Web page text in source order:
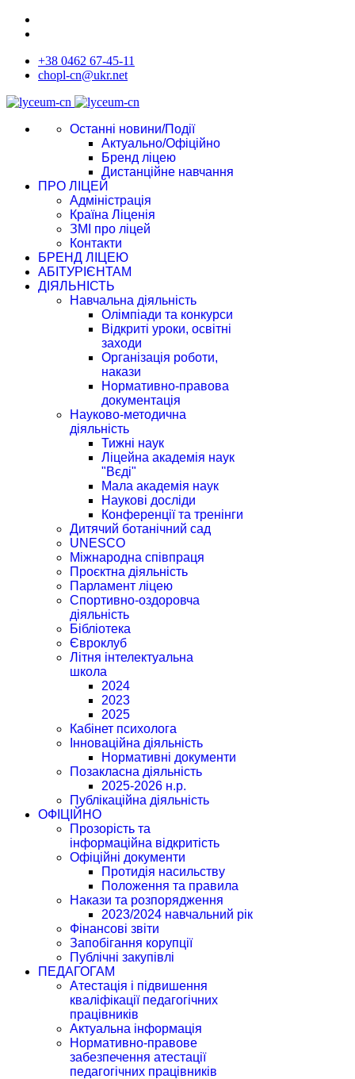
+38 0462 67-45-11
chopl-cn@ukr.net
Останні новини/Події
Актуально/Офіційно
Бренд ліцею
Дистанційне навчання
ПРО ЛІЦЕЙ
Адміністрація
Країна Ліценія
ЗМІ про ліцей
Контакти
БРЕНД ЛІЦЕЮ
АБІТУРІЄНТАМ
ДІЯЛЬНІСТЬ
Навчальна діяльність
Олімпіади та конкурси
Відкриті уроки, освітні
заходи
Організація роботи,
накази
Нормативно-правова
документація
Науково-методична
діяльність
Тижні наук
Ліцейна академія наук
"Вєді"
Мала академія наук
Наукові досліди
Конференції та тренінги
Дитячий ботанічний сад
UNESCO
Міжнародна співпраця
Проєктна діяльність
Парламент ліцею
Спортивно-оздоровча
діяльність
Бібліотека
Євроклуб
Літня інтелектуальна
школа
2024
2023
2025
Кабінет психолога
Інноваційна діяльність
Нормативні документи
Позакласна діяльність
2025-2026 н.р.
Публікаційна діяльність
ОФІЦІЙНО
Прозорість та
інформаційна відкритість
Офіційні документи
Протидія насильству
Положення та правила
Накази та розпорядження
2023/2024 навчальний рік
Фінансові звіти
Запобігання корупції
Публічні закупівлі
ПЕДАГОГАМ
Атестація і підвишення
кваліфікації педагогічних
працівників
Актуальна інформація
Нормативно-правове
забезпечення атестації
педагогічних працівників